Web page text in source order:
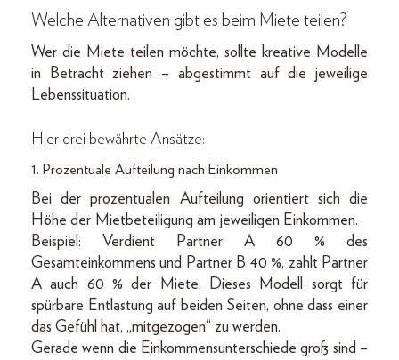
Welche Alternativen gibt es beim Miete teilen?
Wer die Miete teilen möchte, sollte kreative Modelle
in Betracht ziehen – abgestimmt auf die jeweilige
Lebenssituation.
Hier drei bewährte Ansätze:
1. Prozentuale Aufteilung nach Einkommen
Bei der prozentualen Aufteilung orientiert sich die
Höhe der Mietbeteiligung am jeweiligen Einkommen.
Beispiel: Verdient Partner A 60 % des
Gesamteinkommens und Partner B 40 %, zahlt Partner
A auch 60 % der Miete. Dieses Modell sorgt für
spürbare Entlastung auf beiden Seiten, ohne dass einer
das Gefühl hat, „mitgezogen“ zu werden.
Gerade wenn die Einkommensunterschiede groß sind –